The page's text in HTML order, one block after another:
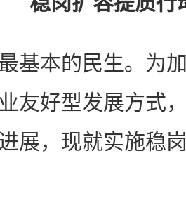
本的民生。为加
友好型发展方式
展，现就实施稳